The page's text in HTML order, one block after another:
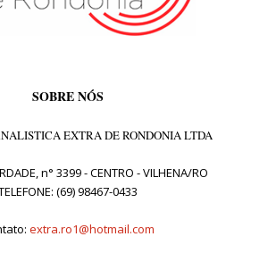
SOBRE NÓS
EXTRA DE RONDONIA LTDA
n° 3399 - CENTRO - VILHENA/RO
(69) 98467-0433
extra.ro1@hotmail.com